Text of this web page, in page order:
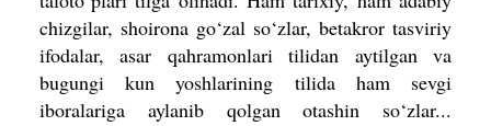
chizgilar, shoirona go‘zal so‘zlar, betakror tasviriy
ifodalar, asar qahramonlari tilidan aytilgan va
bugungi kun yoshlarining tilida ham sevgi
iboralariga aylanib qolgan otashin so‘zlar...